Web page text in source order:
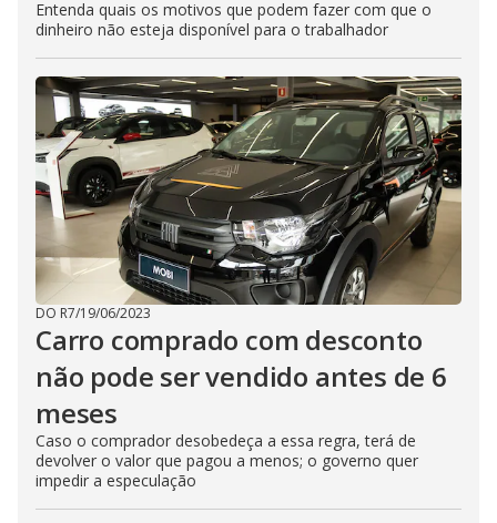
Entenda quais os motivos que podem fazer com que o
dinheiro não esteja disponível para o trabalhador
DO R7/19/06/2023
Carro comprado com desconto
não pode ser vendido antes de 6
meses
Caso o comprador desobedeça a essa regra, terá de
devolver o valor que pagou a menos; o governo quer
impedir a especulação